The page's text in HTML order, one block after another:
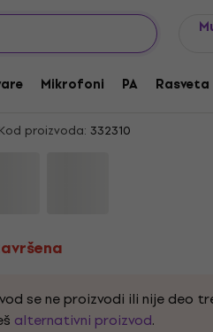
Mikrofoni PA Rasveta
III
Kod proizvoda: 332310
se ne proizvodi ili nije deo
alternativni proizvod.